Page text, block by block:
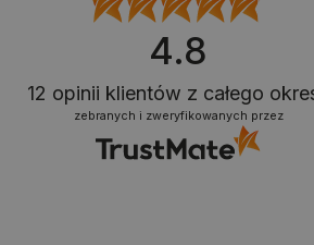
4.8
12 opinii klientów z całego
zebranych i zweryfikowanych przez